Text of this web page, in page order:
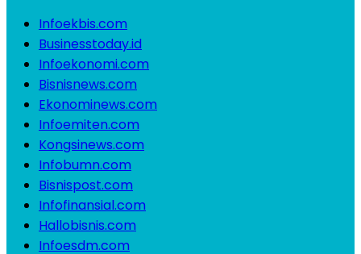
Infoekbis.com
Businesstoday.id
Infoekonomi.com
Bisnisnews.com
Ekonominews.com
Infoemiten.com
Kongsinews.com
Infobumn.com
Bisnispost.com
Infofinansial.com
Hallobisnis.com
Infoesdm.com